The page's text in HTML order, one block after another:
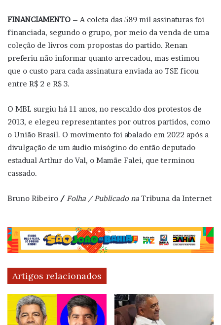
FINANCIAMENTO – A coleta das 589 mil assinaturas foi
financiada, segundo o grupo, por meio da venda de uma
coleção de livros com propostas do partido. Renan
preferiu não informar quanto arrecadou, mas estimou
que o custo para cada assinatura enviada ao TSE ficou
entre R$ 2 e R$ 3.
O MBL surgiu há 11 anos, no rescaldo dos protestos de
2013, e elegeu representantes por outros partidos, como
o União Brasil. O movimento foi abalado em 2022 após a
divulgação de um áudio misógino do então deputado
estadual Arthur do Val, o Mamãe Falei, que terminou
cassado.
Bruno Ribeiro / Folha / Publicado na Tribuna da Internet
Artigos relacionados